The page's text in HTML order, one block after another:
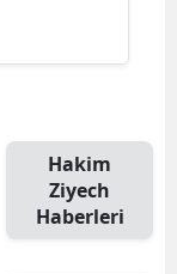
Hakim
Ziyech
Haberleri